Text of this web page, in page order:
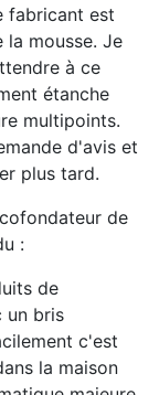
fabricant est
mousse. Je
à ce
étanche
multipoints.
d'avis et
plus tard.
de
:
de
un bris
c'est
la maison